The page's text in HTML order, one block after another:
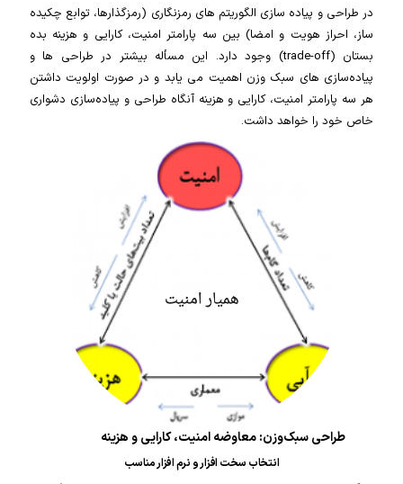
در طراحی و پیاده سازی الگوریتم های رمزنگاری (رمزگذارها، توابع چکیده
ساز، احراز هویت و امضا) بین سه پارامتر امنیت، کارایی و هزینه بده
بستان (trade-off) وجود دارد. این مسأله بیشتر در طراحی ها و
پیاده‌سازی های سبک وزن اهمیت می یابد و در صورت اولویت داشتن
هر سه پارامتر امنیت، کارایی و هزینه آنگاه طراحی و پیاده‌سازی دشواری
خاص خود را خواهد داشت.
طراحی سبک‌وزن: معاوضه امنیت، کارایی و هزینه
انتخاب سخت افزار و نرم افزار مناسب